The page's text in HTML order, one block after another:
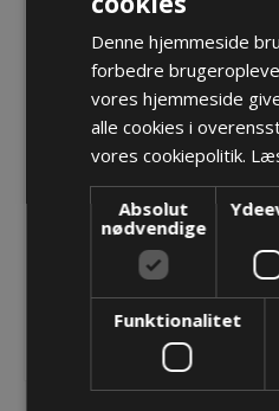
Forskruning M20x1,5
pakker
Varenr.: PF cp
Producent: Pflitsch
Opret konto
Denne hjemmeside
forbedre
vores hjemmeside
alle cookies i
vores cookiepolitik.
Absolut
nødvendige
Funktionalitet